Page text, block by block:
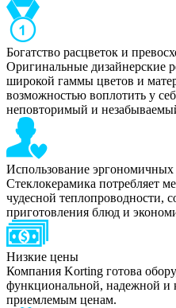
Богатство расцветок и
Оригинальные дизайнерские
широкой гаммы цветов и
возможностью воплотить у
неповторимый и
Использование эргономичных
Стеклокерамика потребляет
чудесной теплопроводности,
приготовления блюд и
Низкие цены
Компания Korting готова
функциональной, надежной и
приемлемым ценам.